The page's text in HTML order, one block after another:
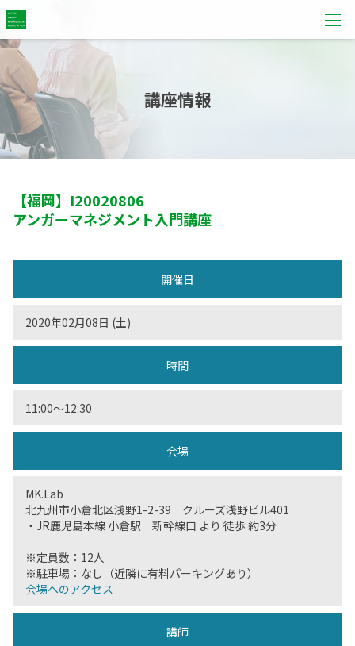
講座情報
【福岡】 I20020806
アンガーマネジメント入門講座
開催日
2020年02月08日 (土)
時間
11:00〜12:30
会場
MK.Lab
北九州市小倉北区浅野1-2-39 クルーズ浅野ビル401
・JR鹿児島本線 小倉駅 新幹線口 より 徒歩 約3分
※定員数：12人
※駐車場：なし（近隣に有料パーキングあり）
会場へのアクセス
講師